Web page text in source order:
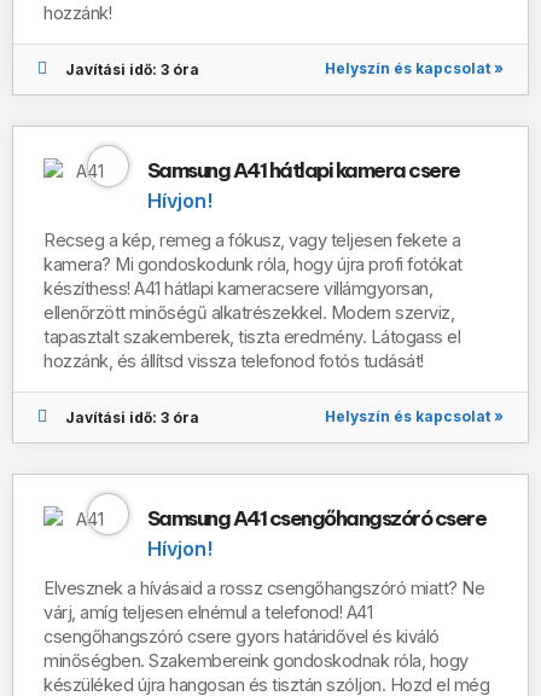
hozzánk!
Javítási idő: 3 óra Helyszín és kapcsolat »
Samsung A41 hátlapi kamera csere
Hívjon!
Recseg a kép, remeg a fókusz, vagy teljesen fekete a
kamera? Mi gondoskodunk róla, hogy újra profi fotókat
készíthess! A41 hátlapi kameracsere villámgyorsan,
ellenőrzött minőségű alkatrészekkel. Modern szerviz,
tapasztalt szakemberek, tiszta eredmény. Látogass el
hozzánk, és állítsd vissza telefonod fotós tudását!
Javítási idő: 3 óra Helyszín és kapcsolat »
Samsung A41 csengőhangszóró csere
Hívjon!
Elvesznek a hívásaid a rossz csengőhangszóró miatt? Ne
várj, amíg teljesen elnémul a telefonod! A41
csengőhangszóró csere gyors határidővel és kiváló
minőségben. Szakembereink gondoskodnak róla, hogy
készüléked újra hangosan és tisztán szóljon. Hozd el még